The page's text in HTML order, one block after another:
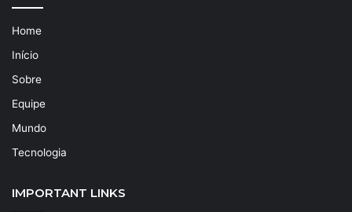
Home
Início
Sobre
Equipe
Mundo
Tecnologia
IMPORTANT LINKS